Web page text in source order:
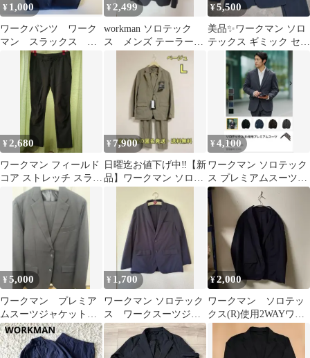
¥ 1,000
ワークパンツ ワーク
マン スラックス ズ
¥ 2,499
workman ソロテック
ス メンズ テーラード
ジャケット ブラック
¥5,500
美品✨ワークマン ソロ
テックス ギミック セッ
トアップ リバーシブル
紺 M S
¥ 2,680
ワークマン フィールド
コア ストレッチ スラッ
クス イージー パンツ
¥ 7,900
日曜迄お値下げ中‼️【新
品】ワークマン ソロテ
ックスリバーシブル
¥4,100
ワークマン ソロテック
ス プレミアムスーツジ
ャケット Ｌ黒 ウォッシ
ャブル
¥5,000
ワークマン プレミア
ムスーツジャケット
ブラック
¥ 1,700
ワークマン ソロテック
ス ワークスーツジャ
ケット メンズLL JK021
¥2,000
ワークマン ソロテッ
クス(R)使用2WAYワー
クスーツジャケット